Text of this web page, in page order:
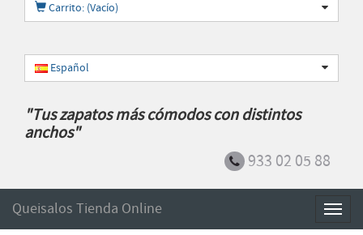
Carrito: (Vacío)
Español
"Tus zapatos más cómodos con distintos
anchos"
933 02 05 88
Queisalos Tienda Online